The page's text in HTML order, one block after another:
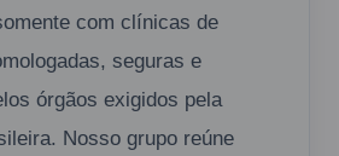
com clínicas de
seguras e
órgãos exigidos pela
Nosso grupo reúne